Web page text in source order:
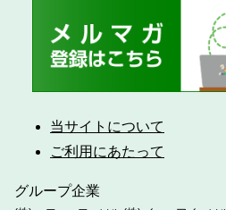
当サイトについて
ご利用にあたって
グループ企業